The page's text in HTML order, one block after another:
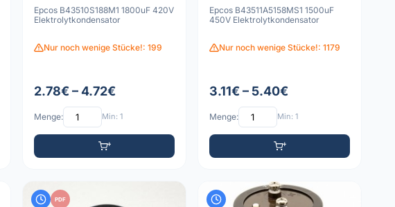
Epcos B43510S188M1 1800uF 420V
Elektrolytkondensator
Nur noch wenige Stücke!: 199
2.78€ – 4.72€
Menge: Min: 1
Epcos B43511A5158MS1 1500uF
450V Elektrolytkondensator
Nur noch wenige Stücke!: 1179
3.11€ – 5.40€
Menge: Min: 1
PDF